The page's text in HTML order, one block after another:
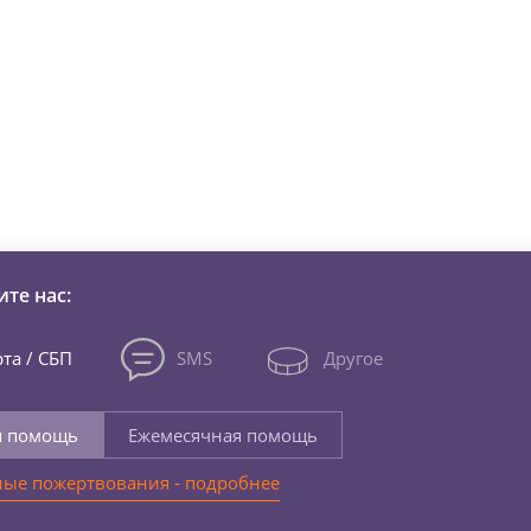
нас:
/ СБП SMS Другое
помощь
Ежемесячная помощь
пожертвования - подробнее